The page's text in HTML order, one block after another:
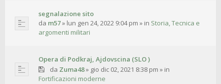
segnalazione sito
da m57» lun gen 24, 2022 9:04 pm » in Storia, Tecnica e
argomenti militari
Opera di Podkraj, Ajdovscina (SLO )
da Zuma48» gio dic 02, 2021 8:38 pm » in
Fortificazioni moderne